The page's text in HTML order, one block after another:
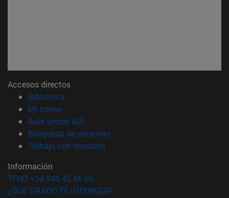
Accesos directos
Biblioteca
Mi correo(abre en nueva ventana)
Aula virtual ADI
Búsqueda de personas(abre en nueva ventana)
Trabaja con nosotros(abre en nueva ventana)
Información
TFNO +34 948 42 56 00
¿QUÉ GRADO TE INTERESA?